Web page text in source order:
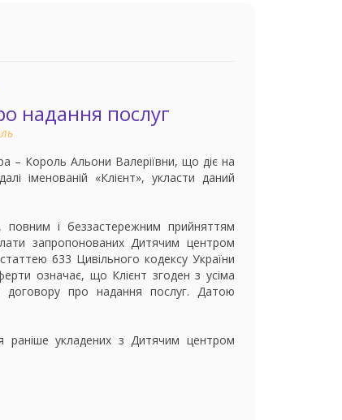
надання послуг
– Король Альони Валеріївни, що діє на
іменованій «Клієнт», укласти даний
і беззастережним прийняттям
запропонованих Дитячим центром
633 Цивільного кодексу України
означає, що Клієнт згоден з усіма
договору про надання послуг. Датою
раніше укладених з Дитячим центром